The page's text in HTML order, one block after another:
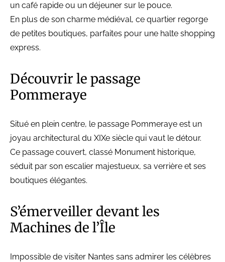
un café rapide ou un déjeuner sur le pouce.
En plus de son charme médiéval, ce quartier regorge
de petites boutiques, parfaites pour une halte shopping
express.
Découvrir le passage
Pommeraye
Situé en plein centre, le passage Pommeraye est un
joyau architectural du XIXe siècle qui vaut le détour.
Ce passage couvert, classé Monument historique,
séduit par son escalier majestueux, sa verrière et ses
boutiques élégantes.
S’émerveiller devant les
Machines de l’Île
Impossible de visiter Nantes sans admirer les célèbres